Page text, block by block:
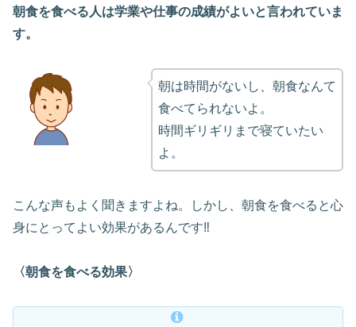
朝食を食べる人は学業や仕事の成績がよいと言われていま
す。
朝は時間がないし、朝食なんて
食べてられないよ。
時間ギリギリまで寝ていたい
よ。
こんな声もよく聞きますよね。しかし、朝食を食べると心
身にとってよい効果があるんです‼
〈朝食を食べる効果〉